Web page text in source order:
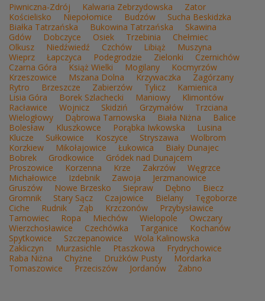
Piwniczna-Zdrój Kalwaria Zebrzydowska
Zator
Kościelisko
Niepołomice Budzów
Sucha Beskidzka
Białka Tatrzańska
Bukowina Tatrzańska
Skawina
Gdów
Dobczyce Osiek Trzebinia
Chełmiec
Olkusz
Niedźwiedź Czchów Libiąż
Muszyna
Wieprz
Łapczyca Podegrodzie Zielonki
Czernichów
Czarna Góra
Książ Wielki Mogilany
Kocmyrzów
Krzeszowice
Mszana Dolna Krzywaczka
Zagórzany
Rytro
Brzeszcze Zabierzów Tylicz
Kamienica
Lisia Góra
Borek Szlachecki Maniowy
Klimontów
Racławice
Wojnicz Skidziń Grzymałów
Trzciana
Wielogłowy
Dąbrowa Tarnowska Biała Niżna
Balice
Bolesław
Kluszkowce Porąbka Iwkowska
Lusina
Klucze
Sułkowice Koszyce Stryszawa
Wolbrom
Korzkiew
Mikołajowice Łukowica
Biały Dunajec
Bobrek
Grodkowice
Gródek nad Dunajcem
Proszowice
Korzenna Krze Zakrzów
Węgrzce
Michałowice
Izdebnik Zawoja
Jerzmanowice
Gruszów
Nowe Brzesko Siepraw Dębno
Biecz
Gromnik
Stary Sącz Czajowice Bielany
Tęgoborze
Ciche
Rudnik Ząb Krzczonów
Przybysławice
Tarnowiec
Ropa Miechów Wielopole
Owczary
Wierzchosławice
Czechówka Targanice
Kochanów
Spytkowice
Szczepanowice
Wola Kalinowska
Zakliczyn
Murzasichle Ptaszkowa
Frydrychowice
Raba Niżna
Chyżne Drużków Pusty
Mordarka
Tomaszowice
Przeciszów Jordanów Żabno